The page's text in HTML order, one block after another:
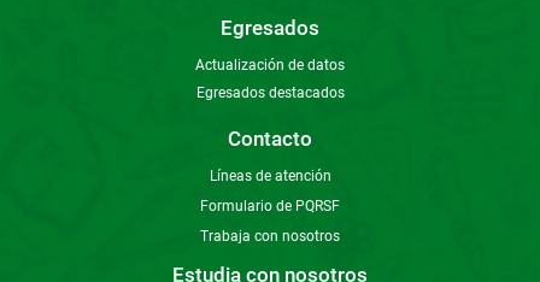
Egresados
Actualización de datos
Egresados destacados
Contacto
Líneas de atención
Formulario de PQRSF
Trabaja con nosotros
Estudia con nosotros